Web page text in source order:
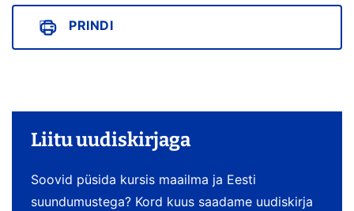
PRINDI
Liitu uudiskirjaga
Soovid püsida kursis maailma ja Eesti
suundumustega? Kord kuus saadame uudiskirja